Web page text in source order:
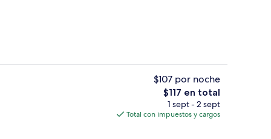
italianas Frette, edredón y camas Select Comfort
1 habitación, sábanas italianas
$107 por noche
El
precio
total
$117 en total
1 sept - 2 sept
Total con impuestos y cargos